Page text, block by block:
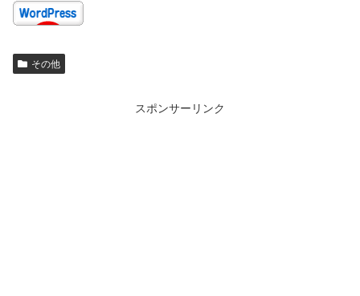
その他
スポンサーリンク